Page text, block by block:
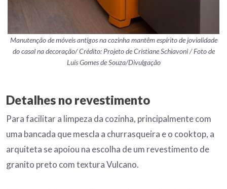
Manutenção de móveis antigos na cozinha mantêm espírito de jovialidade
do casal na decoração/ Crédito: Projeto de Cristiane Schiavoni / Foto de
Luis Gomes de Souza/Divulgação
Detalhes no revestimento
Para facilitar a limpeza da cozinha, principalmente com
uma bancada que mescla a churrasqueira e o cooktop, a
arquiteta se apoiou na escolha de um revestimento de
granito preto com textura Vulcano.